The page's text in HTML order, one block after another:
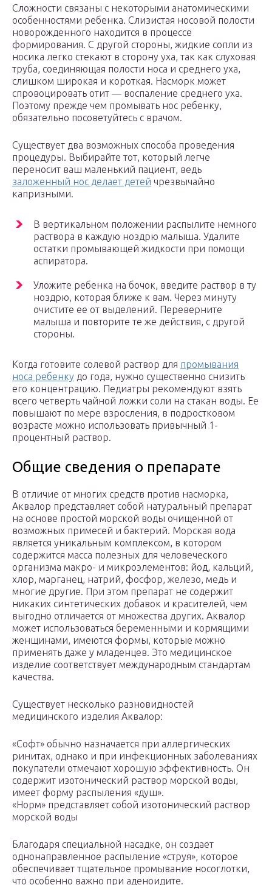
Сложности связаны с некоторыми анатомическими
особенностями ребенка. Слизистая носовой полости
новорожденного находится в процессе
формирования. С другой стороны, жидкие сопли из
носика легко стекают в сторону уха, так как слуховая
труба, соединяющая полости носа и среднего уха,
слишком широкая и короткая. Насморк может
спровоцировать отит — воспаление среднего уха.
Поэтому прежде чем промывать нос ребенку,
обязательно посоветуйтесь с врачом.
Существует два возможных способа проведения
процедуры. Выбирайте тот, который легче
переносит ваш маленький пациент, ведь
заложенный нос делает детей чрезвычайно
капризными.
В вертикальном положении распылите немного
раствора в каждую ноздрю малыша. Удалите
остатки промывающей жидкости при помощи
аспиратора.
Уложите ребенка на бочок, введите раствор в ту
ноздрю, которая ближе к вам. Через минуту
очистите ее от выделений. Переверните
малыша и повторите те же действия, с другой
стороны.
Когда готовите солевой раствор для промывания
носа ребенку до года, нужно существенно снизить
его концентрацию. Педиатры рекомендуют взять
всего четверть чайной ложки соли на стакан воды. Ее
повышают по мере взросления, в подростковом
возрасте можно использовать привычный 1-
процентный раствор.
Общие сведения о препарате
В отличие от многих средств против насморка,
Аквалор представляет собой натуральный препарат
на основе простой морской воды очищенной от
возможных примесей и бактерий. Морская вода
является уникальным комплексом, в котором
содержится масса полезных для человеческого
организма макро- и микроэлементов: йод, кальций,
хлор, марганец, натрий, фосфор, железо, медь и
многие другие. При этом препарат не содержит
никаких синтетических добавок и красителей, чем
выгодно отличается от множества других. Аквалор
может использоваться беременными и кормящими
женщинами, имеются формы, которые можно
применять даже у младенцев. Это медицинское
изделие соответствует международным стандартам
качества.
Существует несколько разновидностей
медицинского изделия Аквалор:
«Софт» обычно назначается при аллергических
ринитах, однако и при инфекционных заболеваниях
покупатели отмечают хорошую эффективность. Он
содержит изотонический раствор морской воды,
имеет форму распыления «душ».
«Норм» представляет собой изотонический раствор
морской воды
Благодаря специальной насадке, он создает
однонаправленное распыление «струя», которое
обеспечивает тщательное промывание носоглотки,
что особенно важно при аденоидите.